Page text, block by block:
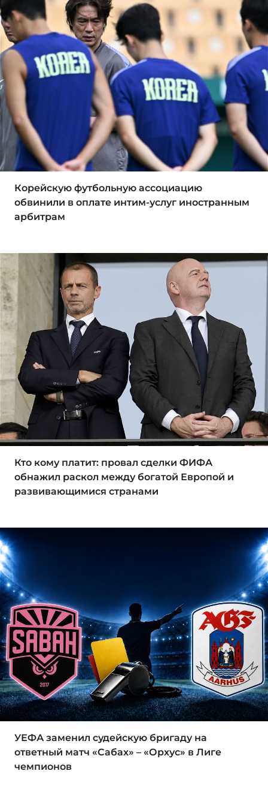
Корейскую футбольную ассоциацию
обвинили в оплате интим-услуг иностранным
арбитрам
Кто кому платит: провал сделки ФИФА
обнажил раскол между богатой Европой и
развивающимися странами
УЕФА заменил судейскую бригаду на
ответный матч «Сабах» – «Орхус» в Лиге
чемпионов